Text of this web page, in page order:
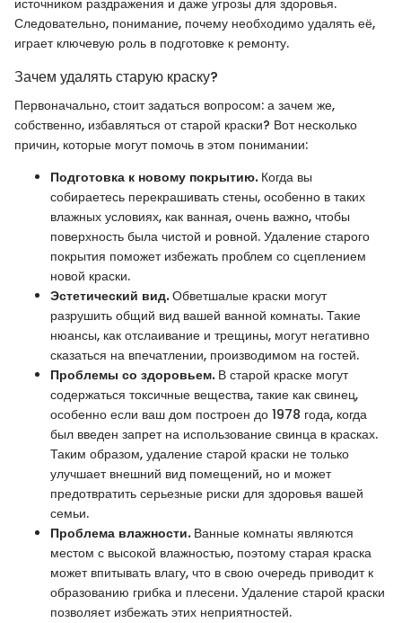
источником раздражения и даже угрозы для здоровья.
Следовательно, понимание, почему необходимо удалять её,
играет ключевую роль в подготовке к ремонту.
Зачем удалять старую краску?
Первоначально, стоит задаться вопросом: а зачем же,
собственно, избавляться от старой краски? Вот несколько
причин, которые могут помочь в этом понимании:
Подготовка к новому покрытию.Когда вы
собираетесь перекрашивать стены, особенно в таких
влажных условиях, как ванная, очень важно, чтобы
поверхность была чистой и ровной. Удаление старого
покрытия поможет избежать проблем со сцеплением
новой краски.
Эстетический вид.Обветшалые краски могут
разрушить общий вид вашей ванной комнаты. Такие
нюансы, как отслаивание и трещины, могут негативно
сказаться на впечатлении, производимом на гостей.
Проблемы со здоровьем.В старой краске могут
содержаться токсичные вещества, такие как свинец,
особенно если ваш дом построен до 1978 года, когда
был введен запрет на использование свинца в красках.
Таким образом, удаление старой краски не только
улучшает внешний вид помещений, но и может
предотвратить серьезные риски для здоровья вашей
семьи.
Проблема влажности.Ванные комнаты являются
местом с высокой влажностью, поэтому старая краска
может впитывать влагу, что в свою очередь приводит к
образованию грибка и плесени. Удаление старой краски
позволяет избежать этих неприятностей.